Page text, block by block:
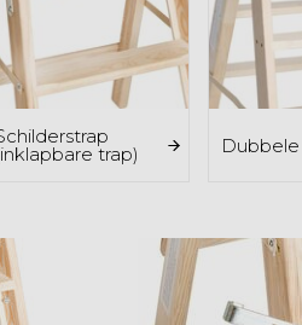
trap)